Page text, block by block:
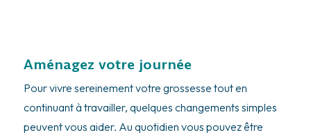
Aménagez votre journée
Pour vivre sereinement votre grossesse tout en
continuant à travailler, quelques changements simples
peuvent vous aider. Au quotidien vous pouvez être